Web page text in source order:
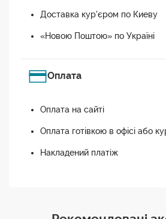
Доставка кур'єром по Киеву
«Новою Поштою» по Україні
Оплата
Оплата на сайті
Оплата готівкою в офісі або
Накладений платіж